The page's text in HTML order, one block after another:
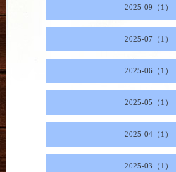
2025-09（1）
2025-07（1）
2025-06（1）
2025-05（1）
2025-04（1）
2025-03（1）